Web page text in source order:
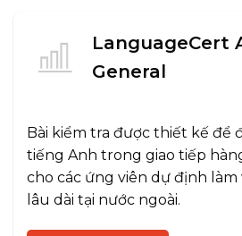
LanguageCert
General
Bài kiểm tra được thiết kế để
tiếng Anh trong giao tiếp
cho các ứng viên dự định làm
lâu dài tại nước ngoài.